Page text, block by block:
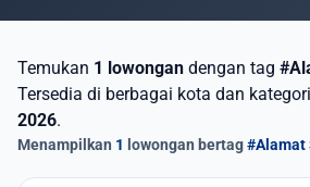
Temukan 1 lowongan dengan tag
Tersedia di berbagai kota dan
2026.
Menampilkan 1 lowongan bertag#Alamat